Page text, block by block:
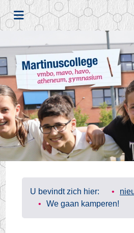
U bevindt zich hier:
We gaan kamperen!